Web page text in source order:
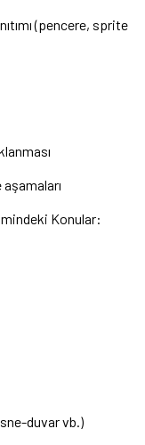
(pencere, sprite
Konular:
duvar vb.)